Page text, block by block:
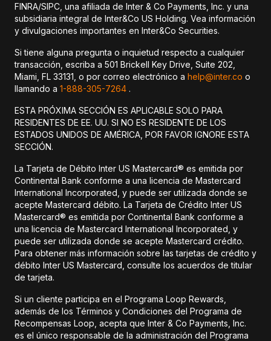
FINRA/SIPC, una afiliada de Inter & Co Payments, Inc. y una
subsidiaria integral de Inter&Co US Holding. Vea información
y divulgaciones importantes en Inter&Co Securities.
Si tiene alguna pregunta o inquietud respecto a cualquier
transacción, escriba a 501 Brickell Key Drive, Suite 202,
Miami, FL 33131, o por correo electrónico a help@inter.co o
llamando a 1-888-305-7264 .
ESTA PRÓXIMA SECCIÓN ES APLICABLE SOLO PARA
RESIDENTES DE EE. UU. SI NO ES RESIDENTE DE LOS
ESTADOS UNIDOS DE AMÉRICA, POR FAVOR IGNORE ESTA
SECCIÓN.
La Tarjeta de Débito Inter US Mastercard® es emitida por
Continental Bank conforme a una licencia de Mastercard
International Incorporated, y puede ser utilizada donde se
acepte Mastercard débito. La Tarjeta de Crédito Inter US
Mastercard® es emitida por Continental Bank conforme a
una licencia de Mastercard International Incorporated, y
puede ser utilizada donde se acepte Mastercard crédito.
Para obtener más información sobre las tarjetas de crédito y
débito Inter US Mastercard, consulte los acuerdos de titular
de tarjeta.
Si un cliente participa en el Programa Loop Rewards,
además de los Términos y Condiciones del Programa de
Recompensas Loop, acepta que Inter & Co Payments, Inc.
es el único responsable de la administración del Programa